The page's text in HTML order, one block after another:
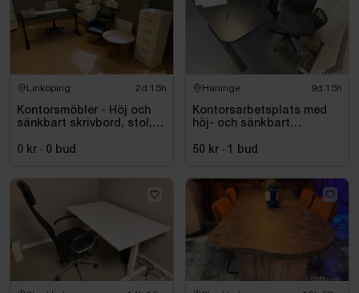
Linköping 2d 15h
Kontorsmöbler - Höj och
sänkbart skrivbord, stol,
0 kr · 0 bud
Haninge 9d 15h
Kontorsarbetsplats med
höj- och sänkbart
50 kr · 1 bud